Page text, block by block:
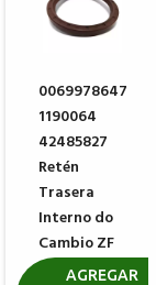
0069978647
1190064
42485827
Retén
Trasera
Interno do
Cambio ZF
0734310109
AGREGAR